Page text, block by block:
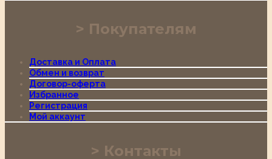
Покупателям
Доставка и Оплата
Обмен и возврат
Договор-оферта
Избранное
Регистрация
Мой аккаунт
Контакты